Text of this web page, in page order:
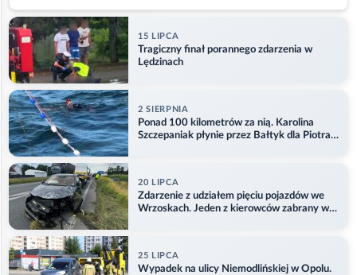
15 LIPCA
Tragiczny finał porannego zdarzenia w
Lędzinach
2 SIERPNIA
Ponad 100 kilometrów za nią. Karolina
Szczepaniak płynie przez Bałtyk dla Piotra.
20 LIPCA
Zdarzenie z udziałem pięciu pojazdów we
Wrzoskach. Jeden z kierowców zabrany w
25 LIPCA
Wypadek na ulicy Niemodlińskiej w Opolu.